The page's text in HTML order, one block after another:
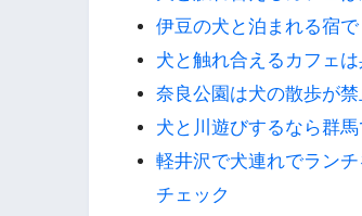
伊豆の犬と泊まれる宿
犬と触れ合えるカフェ
奈良公園は犬の散歩が
犬と川遊びするなら群
軽井沢で犬連れでラン
チェック